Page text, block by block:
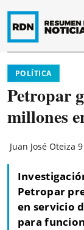
POLÍTICA
Petropar
millones
Juan José Oteiza
Petropar
en servicio
para